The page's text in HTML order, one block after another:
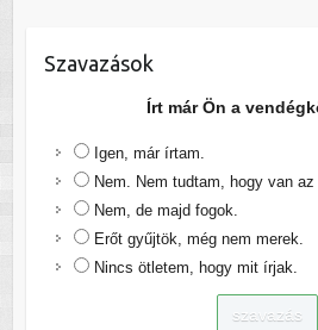
Szavazások
Írt már Ön a
Igen, már írtam.
Nem. Nem tudtam, hogy van az
Nem, de majd fogok.
Erőt gyűjtök, még nem merek.
Nincs ötletem, hogy mit írjak.